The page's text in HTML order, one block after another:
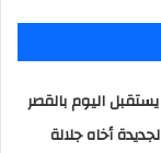
اليوم بالقصر
أخاه جلالة